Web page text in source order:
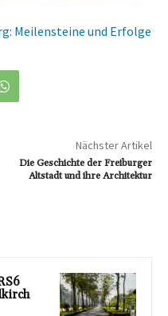
Meilensteine und Erfolge
Nächster Artikel
Die Geschichte der Freiburger
Altstadt und ihre Architektur